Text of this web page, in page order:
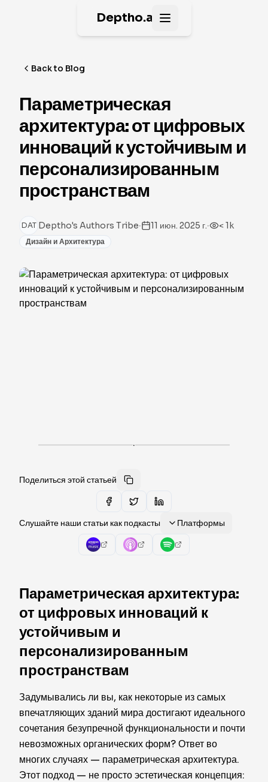
Deptho.ai Open main menu
Back to Blog
Параметрическая
архитектура: от цифровых
инноваций к устойчивым и
персонализированным
пространствам
DAT Deptho's Authors Tribe· 11 июн. 2025 г.· < 1k
Дизайн и Архитектура
·
Поделиться этой статьей
Слушайте наши статьи как подкасты Платформы
Параметрическая архитектура:
от цифровых инноваций к
устойчивым и
персонализированным
пространствам
Задумывались ли вы, как некоторые из самых
впечатляющих зданий мира достигают идеального
сочетания безупречной функциональности и почти
невозможных органических форм? Ответ во
многих случаях — параметрическая архитектура.
Этот подход — не просто эстетическая концепция: